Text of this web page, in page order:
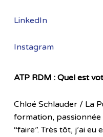
LinkedIn
Instagram
ATP RDM : Quel est
Chloé Schlauder / La
formation,
“faire”. Très tôt, j’ai